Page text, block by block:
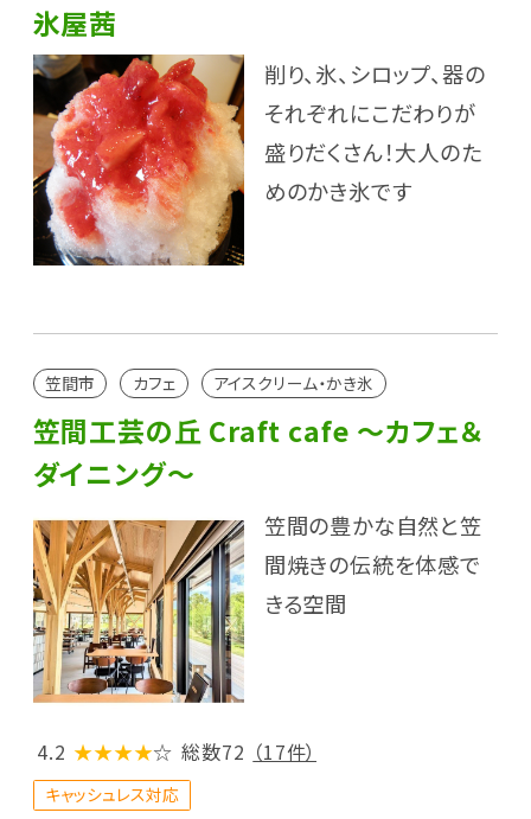
氷屋茜
削り、氷、シロップ、器の
それぞれにこだわりが
盛りだくさん！大人のた
めのかき氷です
笠間市 カフェ アイスクリーム・かき氷
笠間工芸の丘 Craft cafe ～カフェ＆
ダイニング～
笠間の豊かな自然と笠
間焼きの伝統を体感で
きる空間
4.2 ★★★★☆ 総数72 （17件）
キャッシュレス対応